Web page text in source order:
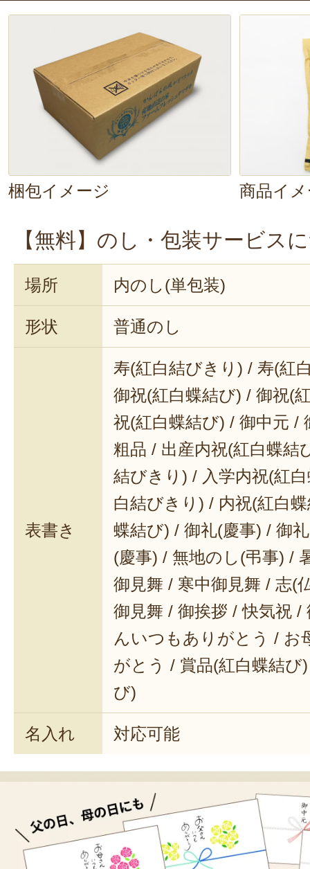
でいて、あっさりとした味わい。
な脂と相性バッチリですよ！
梱包イメージ 商品イ
【無料】のし・包装サービス
場所 内のし(単包装)
形状 普通のし
表書き
寿(紅白結びきり) / 寿(紅
御祝(紅白蝶結び) / 御祝(
祝(紅白蝶結び) / 御中元 /
粗品 / 出産内祝(紅白蝶結
結びきり) / 入学内祝(紅
白結びきり) / 内祝(紅白
蝶結び) / 御礼(慶事) / 御
(慶事) / 無地のし(弔事) /
御見舞 / 寒中御見舞 / 志(
御見舞 / 御挨拶 / 快気祝 /
んいつもありがとう / お
がとう / 賞品(紅白蝶結び
び)
名入れ 対応可能